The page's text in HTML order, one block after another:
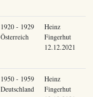
1920 - 1929
Österreich
Heinz
Fingerhut
12.12.2021
1950 - 1959
Deutschland
Heinz
Fingerhut